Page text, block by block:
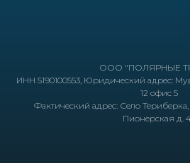
ООО "ПОЛЯРНЫЕ
ИНН 5190100553, Юридический адрес:
12 офис 5
Фактический адрес: Село
Пионерская д.